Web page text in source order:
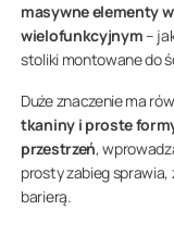
masywne elementy
wielofunkcyjnym–
stoliki montowane do
Duże znaczenie ma
tkaniny i proste
przestrzeń,
prosty zabieg
barierą.